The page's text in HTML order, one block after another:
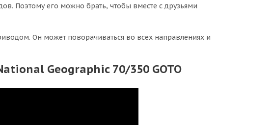
Поэтому его можно брать, чтобы вместе с друзьями
Он может поворачиваться во всех направлениях и
Geographic 70/350 GOTO